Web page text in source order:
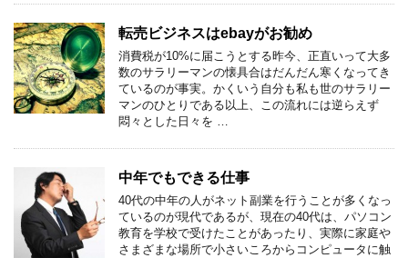
転売ビジネスはebayがお勧め
消費税が10%に届こうとする昨今、正直いって大多
数のサラリーマンの懐具合はだんだん寒くなってき
ているのが事実。かくいう自分も私も世のサラリー
マンのひとりである以上、この流れには逆らえず
悶々とした日々を …
中年でもできる仕事
40代の中年の人がネット副業を行うことが多くなっ
ているのが現代であるが、現在の40代は、パソコン
教育を学校で受けたことがあったり、実際に家庭や
さまざまな場所で小さいころからコンピュータに触